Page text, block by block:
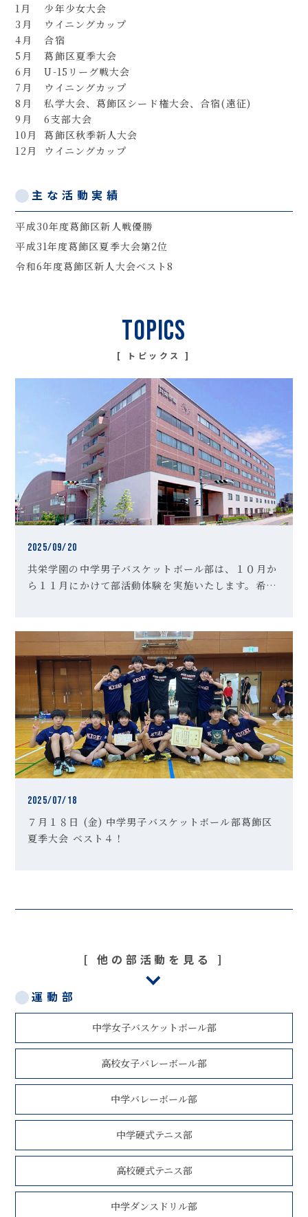
1月
少年少女大会
3月
ウイニングカップ
4月
合宿
5月
葛飾区夏季大会
6月
U-15リーグ戦大会
7月
ウイニングカップ
8月
私学大会、葛飾区シード権大会、合宿(遠征)
9月
6支部大会
10月
葛飾区秋季新人大会
12月
ウイニングカップ
主な活動実績
平成30年度葛飾区新人戦優勝
平成31年度葛飾区夏季大会第2位
令和6年度葛飾区新人大会ベスト8
トピックス
2025/09/20
共栄学園の中学男子バスケットボール部は、１０月か
ら１１月にかけて部活動体験を実施いたします。希望
2025/07/18
７月１８日 (金) 中学男子バスケットボール部葛飾区
夏季大会 ベスト４！
他の部活動を見る
運動部
中学女子バスケットボール部
高校女子バレーボール部
中学バレーボール部
中学硬式テニス部
高校硬式テニス部
中学ダンスドリル部